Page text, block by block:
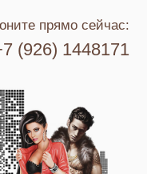
прямо сейчас:
(926) 1448171